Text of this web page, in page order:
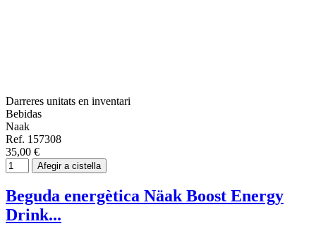
Darreres unitats en inventari
Bebidas
Naak
Ref. 157308
35,00 €
Afegir a cistella
Beguda energètica Näak Boost Energy
Drink...